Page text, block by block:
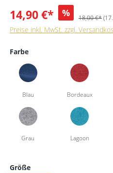
14,90 €* % 18,00 €*
Preise inkl. MwSt. zzgl.
Farbe
Größe